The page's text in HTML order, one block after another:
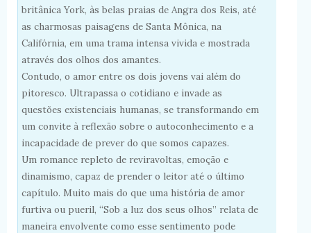
britânica York, às belas praias de Angra dos Reis, até
as charmosas paisagens de Santa Mônica, na
Califórnia, em uma trama intensa vivida e mostrada
através dos olhos dos amantes.
Contudo, o amor entre os dois jovens vai além do
pitoresco. Ultrapassa o cotidiano e invade as
questões existenciais humanas, se transformando em
um convite à reflexão sobre o autoconhecimento e a
incapacidade de prever do que somos capazes.
Um romance repleto de reviravoltas, emoção e
dinamismo, capaz de prender o leitor até o último
capítulo. Muito mais do que uma história de amor
furtiva ou pueril, “Sob a luz dos seus olhos” relata de
maneira envolvente como esse sentimento pode